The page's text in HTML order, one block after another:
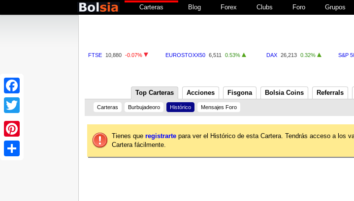
Carteras Blog Forex Clubs Foro Grupos
FTSE 10,880 -0.07% EUROSTOXX50 6,511 0.53% DAX 26,213 0.32% S&P
Top Carteras Acciones Fisgona Bolsia Coins Referrals
Carteras Burbujadeoro Histórico Mensajes Foro
Tienes que registrarte para ver el Histórico de esta Cartera. Tendrás acceso a los
Cartera fácilmente.
Facebook
Twitter
Pinterest